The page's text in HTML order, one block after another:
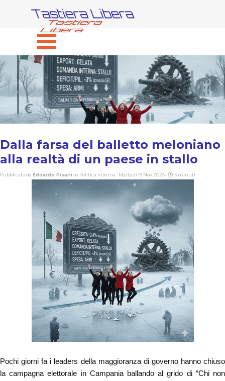
Tastiera Libera
Salta menù
Dalla farsa del balletto meloniano
alla realtà di un paese in stallo
Pubblicato da Edoardo Pisani in Politica interna · Martedì 18 Nov 2025 · 3 minuti
Pochi giorni fa i leaders della maggioranza di governo hanno chiuso
la campagna elettorale in Campania ballando al grido di “Chi non